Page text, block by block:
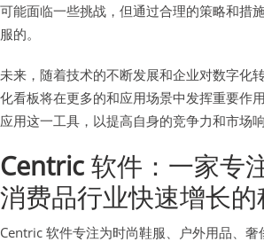
可能面临一些挑战，但通过合理的策略和措
服的。
未来，随着技术的不断发展和企业对数字化
化看板将在更多的和应用场景中发挥重要作
应用这一工具，以提高自身的竞争力和市场响
Centric 软件：一家专
消费品行业快速增长
Centric 软件专注为时尚鞋服、户外用品、